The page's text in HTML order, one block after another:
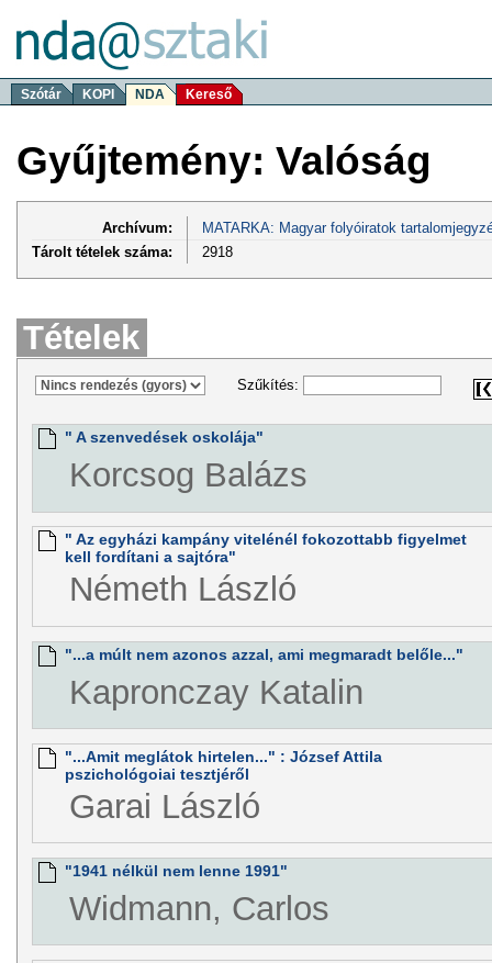
Szótár KOPI NDA Kereső
Gyűjtemény: Valóság
Archívum:
MATARKA: Magyar folyóiratok
Tárolt tételek száma:
2918
Tételek
Szűkítés:
" A szenvedések oskolája"
Korcsog Balázs
" Az egyházi kampány vitelénél fokozottabb figyelmet
kell fordítani a sajtóra"
Németh László
"...a múlt nem azonos azzal, ami megmaradt belőle..."
Kapronczay Katalin
"...Amit meglátok hirtelen..." : József Attila
pszichológoiai tesztjéről
Garai László
"1941 nélkül nem lenne 1991"
Widmann, Carlos